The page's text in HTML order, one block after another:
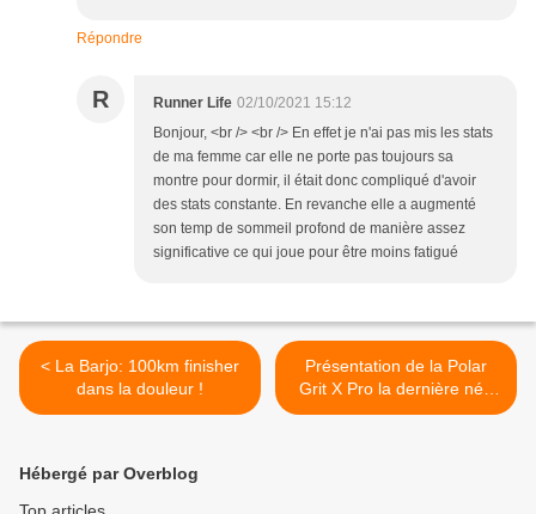
Répondre
R Runner Life 02/10/2021 15:12
Bonjour, <br /> <br /> En effet je n'ai pas mis les stats
de ma femme car elle ne porte pas toujours sa
montre pour dormir, il était donc compliqué d'avoir
des stats constante. En revanche elle a augmenté
son temp de sommeil profond de manière assez
significative ce qui joue pour être moins fatigué
< La Barjo: 100km finisher
dans la douleur !
Présentation de la Polar
Grit X Pro la dernière née
de chez Polar arrive avec
Hébergé par Overblog